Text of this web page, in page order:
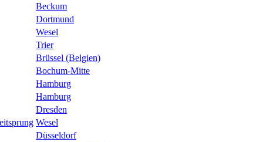
Beckum
Dortmund
Wesel
Trier
Brüssel (Belgien)
Bochum-Mitte
Hamburg
Hamburg
Dresden
Wesel
Düsseldorf